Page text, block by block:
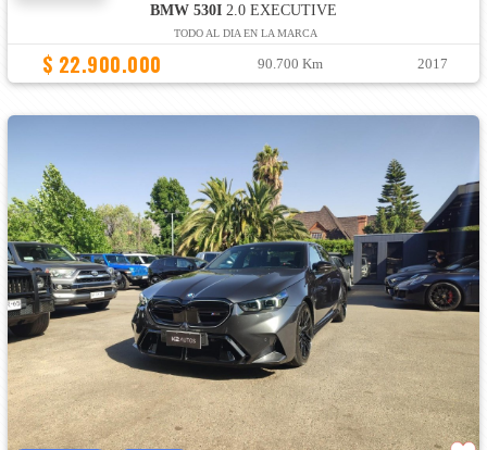
BMW 530I2.0 EXECUTIVE
TODO AL DIA EN LA MARCA
$ 22.900.000 90.700 Km 2017